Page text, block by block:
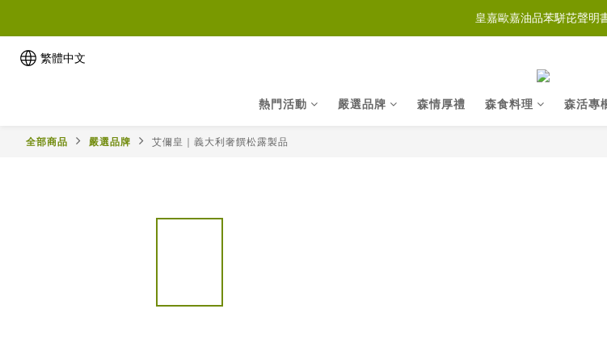
皇嘉歐嘉油品苯駢芘聲明
繁體中文
熱門活動 嚴選品牌 森情厚禮 森食料理 森活專
全部商品 嚴選品牌 艾儞皇｜義大利奢饌松露製品